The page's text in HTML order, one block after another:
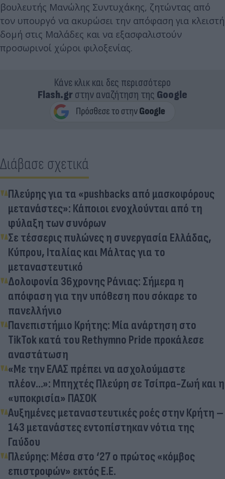
βουλευτής Μανώλης Συντυχάκης, ζητώντας από
τον υπουργό να ακυρώσει την απόφαση για κλειστή
δομή στις Μαλάδες και να εξασφαλιστούν
προσωρινοί χώροι φιλοξενίας.
Κάνε κλικ και δες περισσότερο
Flash.grστην αναζήτηση της Google
Διάβασε σχετικά
Πλεύρης για τα «pushbacks από μασκοφόρους
μετανάστες»: Κάποιοι ενοχλούνται από τη
φύλαξη των συνόρων
Σε τέσσερις πυλώνες η συνεργασία Ελλάδας,
Κύπρου, Ιταλίας και Μάλτας για το
μεταναστευτικό
Δολοφονία 36χρονης Ράνιας: Σήμερα η
απόφαση για την υπόθεση που σόκαρε το
πανελλήνιο
Πανεπιστήμιο Κρήτης: Μία ανάρτηση στο
TikTok κατά του Rethymno Pride προκάλεσε
αναστάτωση
«Με την ΕΛΑΣ πρέπει να ασχολούμαστε
πλέον...»: Μπηχτές Πλεύρη σε Τσίπρα-Ζωή και η
«υποκρισία» ΠΑΣΟΚ
Αυξημένες μεταναστευτικές ροές στην Κρήτη –
143 μετανάστες εντοπίστηκαν νότια της
Γαύδου
Πλεύρης: Μέσα στο ‘27 ο πρώτος «κόμβος
επιστροφών» εκτός Ε.Ε.